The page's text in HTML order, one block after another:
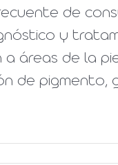
de
y
a áreas de la
de pigmento,